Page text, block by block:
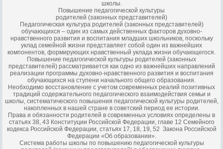
школы.
Повышение педагогической культуры
родителей (законных представителей)
Педагогическая культура родителей (законных представителей)
обучающихся – один из самых действенных факторов духовно-
нравственного развития и воспитания младших школьников, поскольку
уклад семейной жизни представляет собой один из важнейших
компонентов, формирующих нравственный уклада жизни обучающегося.
Повышение педагогической культуры родителей (законных
представителей) рассматривается как одно из важнейших направлений
реализации программы духовно-нравственного развития и воспитания
обучающихся на ступени начального общего образования.
Необходимо восстановление с учетом современных реалий позитивных
традиций содержательного педагогического взаимодействия семьи и
школы, систематического повышения педагогической культуры родителей,
накопленных в нашей стране в советский период ее истории.
Права и обязанности родителей в современных условиях определены в
статьях 38, 43 Конституции Российской Федерации, главе 12 Семейного
кодекса Российской Федерации, статьях 17, 18, 19, 52 Закона Российской
Федерации «Об образовании».
Система работы школы по повышению педагогической культуры